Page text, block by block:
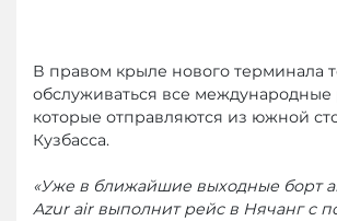
В правом крыле нового терминала
обслуживаться все международные
которые отправляются из южной
Кузбасса.
«Уже в ближайшие выходные борт
Azur air выполнит рейс в Нячанг с